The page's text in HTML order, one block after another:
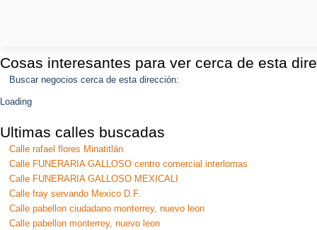
Cosas interesantes para ver cerca de esta
Buscar negocios cerca de esta dirección:
Loading
Ultimas calles buscadas
Calle rafael flores Minatitlán
Calle FUNERARIA GALLOSO centro comercial interlomas
Calle FUNERARIA GALLOSO MEXICALI
Calle fray servando Mexico D.F.
Calle pabellon ciudadano monterrey, nuevo leon
Calle pabellon monterrey, nuevo leon